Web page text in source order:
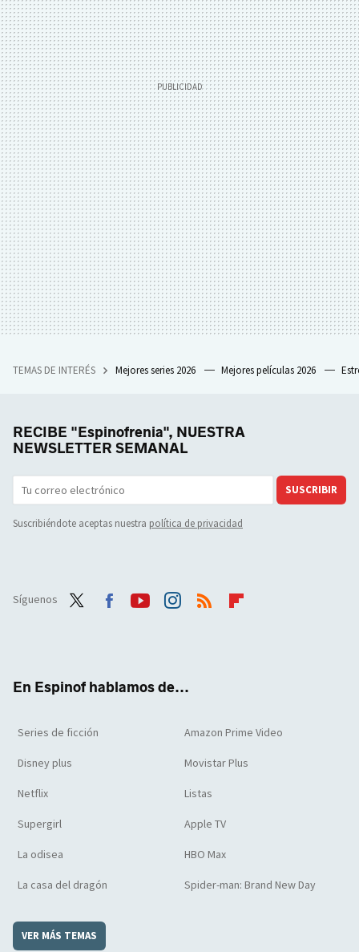
TEMAS DE INTERÉS Mejores series 2026 Mejores películas 2026
RECIBE "Espinofrenia", NUESTRA
NEWSLETTER SEMANAL
SUSCRIBIR
Suscribiéndote aceptas nuestra política de privacidad
Síguenos
En Espinof hablamos de...
Series de ficción Amazon Prime Video
Disney plus Movistar Plus
Netflix Listas
Supergirl Apple TV
La odisea HBO Max
La casa del dragón Spider-man: Brand New Day
VER MÁS TEMAS